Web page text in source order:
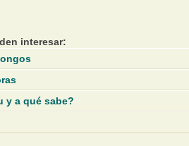
interesar:
y a qué sabe?